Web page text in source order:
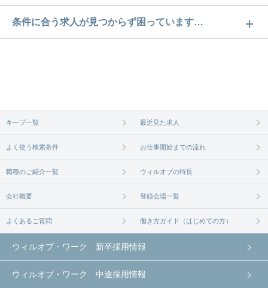
秩父鉄道秩父本線の求人数は33件です。どのような
求人があるかぜひチェックしてみてください。
条件に合う求人が見つからず困っています…
無料相談の登録はコチラから
キープ一覧 最近見た求人
よく使う検索条件 お仕事開始までの流れ
職種のご紹介一覧 ウィルオブの特長
会社概要 登録会場一覧
よくあるご質問 働き方ガイド（はじめての方）
ウィルオブ・ワーク 新卒採用情報
ウィルオブ・ワーク 中途採用情報